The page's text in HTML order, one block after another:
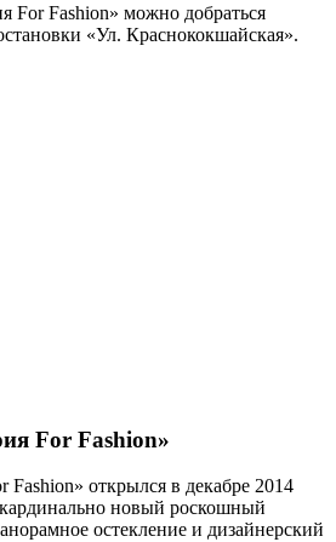
For Fashion» можно добраться
«Ул. Краснококшайская».
For Fashion»
Fashion» открылся в декабре 2014
новый роскошный
остекление и дизайнерский